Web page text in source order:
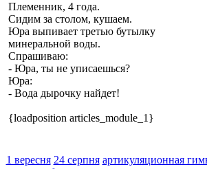
Племенник, 4 года.
Сидим за столом, кушаем.
Юра выпивает третью бутылку
минеральной воды.
Спрашиваю:
- Юра, ты не уписаешься?
Юра:
- Вода дырочку найдет!
{loadposition articles_module_1}
1 вересня 24 серпня артикуляционная